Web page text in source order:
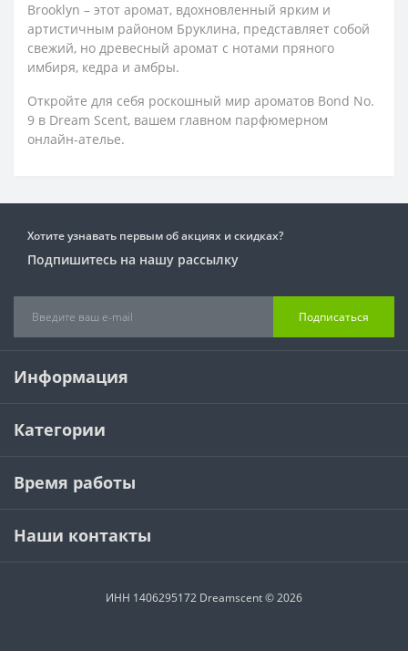
Brooklyn – этот аромат, вдохновленный ярким и
артистичным районом Бруклина, представляет собой
свежий, но древесный аромат с нотами пряного
имбиря, кедра и амбры.
Откройте для себя роскошный мир ароматов Bond No.
9 в Dream Scent, вашем главном парфюмерном
онлайн-ателье.
Хотите узнавать первым об акциях и скидках?
Подпишитесь на нашу рассылку
Подписаться
Информация
Категории
Время работы
Наши контакты
ИНН 1406295172 Dreamscent © 2026